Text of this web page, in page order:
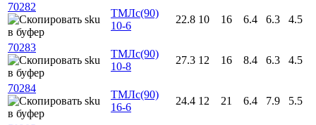
70282
ТМЛс(90)
10-6
22.8 10 16 6.4 6.3 4.5
70283
ТМЛс(90)
10-8
27.3 12 16 8.4 6.3 4.5
70284
ТМЛс(90)
16-6
24.4 12 21 6.4 7.9 5.5